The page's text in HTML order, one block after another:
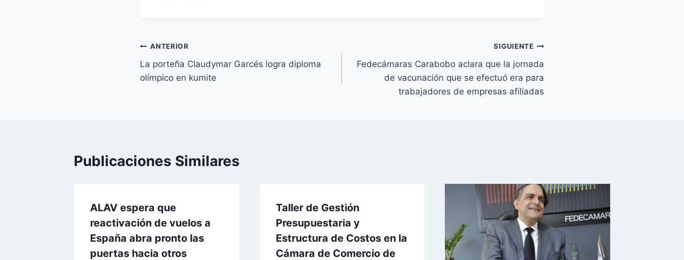
Navegación
de
ANTERIOR
La porteña Claudymar Garcés logra diploma
olímpico en kumite
SIGUIENTE
Fedecámaras Carabobo aclara que la jornada
de vacunación que se efectuó era para
trabajadores de empresas afiliadas
Publicaciones Similares
ALAV espera que
reactivación de vuelos a
España abra pronto las
puertas hacia otros
Taller de Gestión
Presupuestaria y
Estructura de Costos en la
Cámara de Comercio de